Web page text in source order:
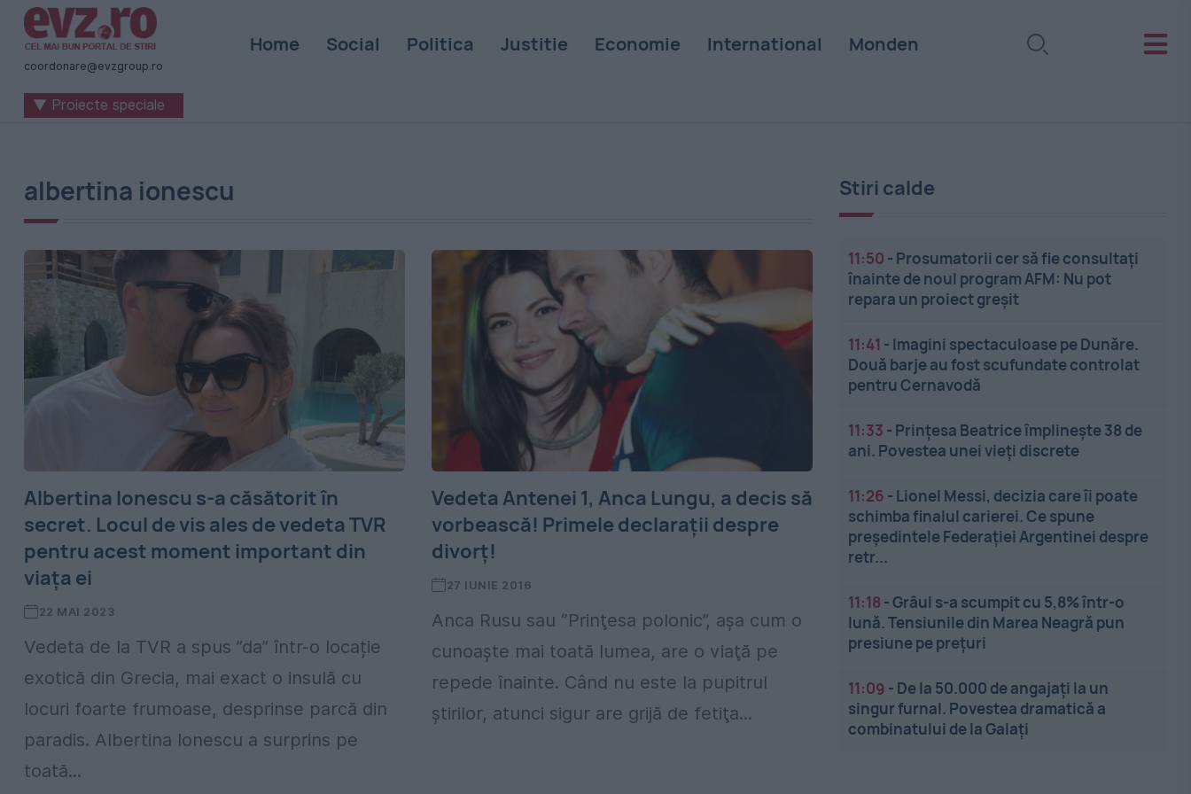
Știri
naționale
internaționale
România
-
Zilei
coordonare@evzgroup.ro
Home Social Politica Justitie Economie International Monden
▼ Proiecte speciale
albertina ionescu
Albertina Ionescu s-a căsătorit în
secret. Locul de vis ales de vedeta TVR
pentru acest moment important din
viața ei
22 MAI 2023
Vedeta de la TVR a spus ”da” într-o locație
exotică din Grecia, mai exact o insulă cu
locuri foarte frumoase, desprinse parcă din
paradis. Albertina Ionescu a surprins pe
toată...
Vedeta Antenei 1, Anca Lungu, a decis să
vorbească! Primele declaraţii despre
divorţ!
27 IUNIE 2016
Anca Rusu sau ‘’Prinţesa polonic”, aşa cum o
cunoaşte mai toată lumea, are o viaţă pe
repede înainte. Când nu este la pupitrul
ştirilor, atunci sigur are grijă de fetiţa...
Stiri calde
11:50 - Prosumatorii cer să fie consultați
înainte de noul program AFM: Nu pot
repara un proiect greșit
11:41 - Imagini spectaculoase pe Dunăre.
Două barje au fost scufundate controlat
pentru Cernavodă
11:33 - Prințesa Beatrice împlinește 38 de
ani. Povestea unei vieți discrete
11:26 - Lionel Messi, decizia care îi poate
schimba finalul carierei. Ce spune
președintele Federației Argentinei despre
retr...
11:18 -Grâul s-a scumpit cu 5,8% într-o
lună. Tensiunile din Marea Neagră pun
presiune pe prețuri
11:09 - De la 50.000 de angajați la un
singur furnal. Povestea dramatică a
combinatului de la Galați